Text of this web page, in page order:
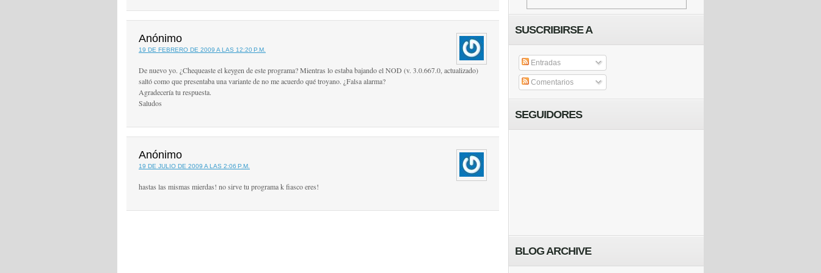
Anónimo
19 DE FEBRERO DE 2009 A LAS 12:20 P.M.
De nuevo yo. ¿Chequeaste el keygen de este programa? Mientras lo estaba bajando el NOD (v. 3.0.667.0, actualizado)
saltó como que presentaba una variante de no me acuerdo qué troyano. ¿Falsa alarma?
Agradecería tu respuesta.
Saludos
Anónimo
19 DE JULIO DE 2009 A LAS 2:06 P.M.
hastas las mismas mierdas! no sirve tu programa k fiasco eres!
SUSCRIBIRSE A
Entradas
Comentarios
SEGUIDORES
BLOG ARCHIVE